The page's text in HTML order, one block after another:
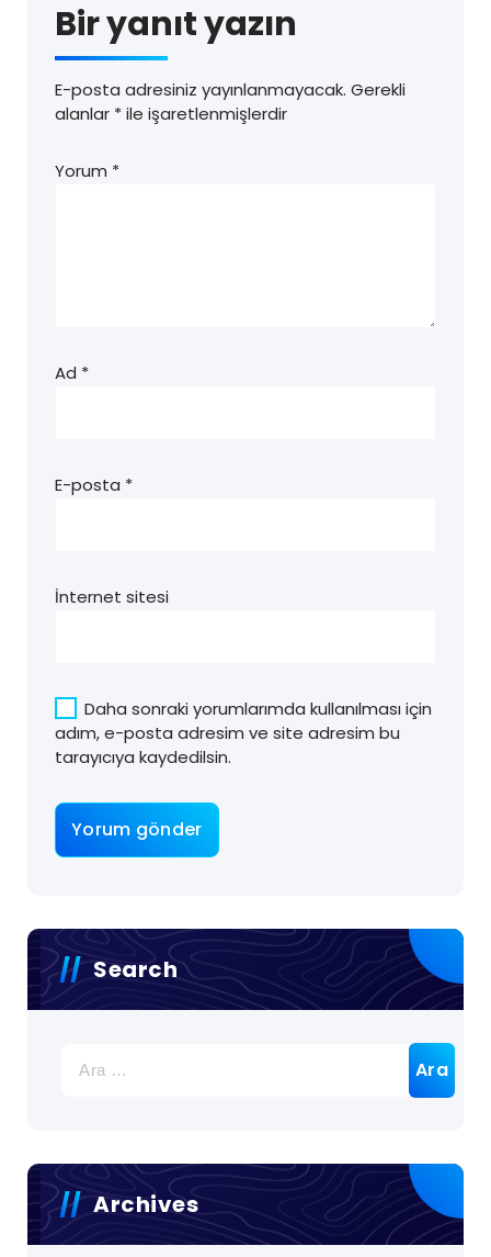
Bir yanıt yazın
E-posta adresiniz yayınlanmayacak. Gerekli
alanlar *ile işaretlenmişlerdir
Yorum *
Ad *
E-posta *
İnternet sitesi
Daha sonraki yorumlarımda kullanılması için
adım, e-posta adresim ve site adresim bu
tarayıcıya kaydedilsin.
Search
Archives